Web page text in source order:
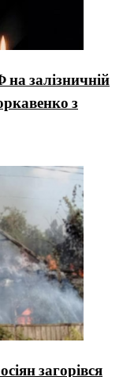
на залізничній
з
загорівся